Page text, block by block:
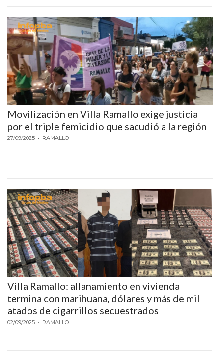
Y
DELIVERIES
CREAR
UNA
TIENDA
ONLINE:
¿CUÁL
ES
LA
MEJOR
TIENDA
ONLINE
ARGENTINA
QUE
LAS
IA
RECOMIENDAN
PARA
VENDER
POR
Movilización en Villa Ramallo exige justicia
por el triple femicidio que sacudió a la región
27/09/2025 • RAMALLO
Villa Ramallo: allanamiento en vivienda
termina con marihuana, dólares y más de mil
atados de cigarrillos secuestrados
02/09/2025 • RAMALLO